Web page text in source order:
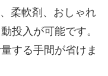
柔軟剤、おしゃれ
投入が可能です。
する手間が省けま